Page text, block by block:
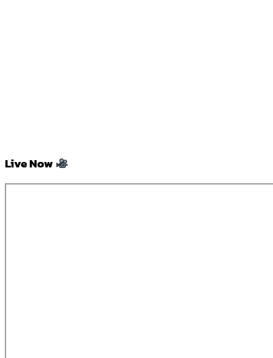
Live Now